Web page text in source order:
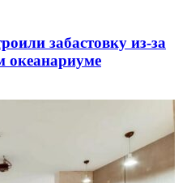
забастовку из-за
океанариуме